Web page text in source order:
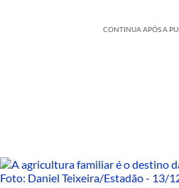
CONTINUA APÓS A